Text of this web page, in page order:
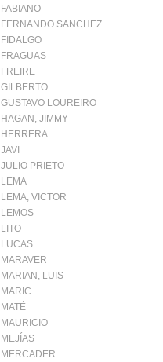
FABIANO
FERNANDO SANCHEZ
FIDALGO
FRAGUAS
FREIRE
GILBERTO
GUSTAVO LOUREIRO
HAGAN, JIMMY
HERRERA
JAVI
JULIO PRIETO
LEMA
LEMA, VICTOR
LEMOS
LITO
LUCAS
MARAVER
MARIAN, LUIS
MARIC
MATÉ
MAURICIO
MEJÍAS
MERCADER